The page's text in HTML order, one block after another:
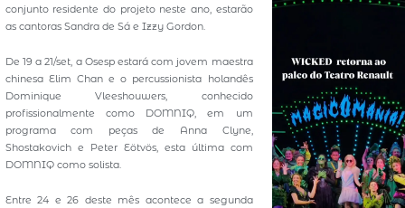
conjunto residente do projeto neste ano, estarão
as cantoras Sandra de Sá e Izzy Gordon.
De 19 a 21/set, a Osesp estará com jovem maestra
chinesa Elim Chan e o percussionista holandês
Dominique Vleeshouwers, conhecido
profissionalmente como DOMNIQ, em um
programa com peças de Anna Clyne,
Shostakovich e Peter Eötvös, esta última com
DOMNIQ como solista.
Entre 24 e 26 deste mês acontece a segunda